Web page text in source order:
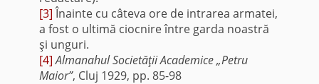
[3]Înainte cu câteva ore de intrarea armatei,
a fost o ultimă ciocnire între garda noastră
şi unguri.
[4] Almanahul Societăţii Academice „Petru
Maior”, Cluj 1929, pp. 85-98